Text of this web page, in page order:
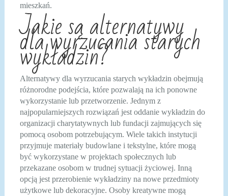
mieszkań.
Jakie są alternatywy
dla wyrzucania starych
wykładzin?
Alternatywy dla wyrzucania starych wykładzin obejmują
różnorodne podejścia, które pozwalają na ich ponowne
wykorzystanie lub przetworzenie. Jednym z
najpopularniejszych rozwiązań jest oddanie wykładzin do
organizacji charytatywnych lub fundacji zajmujących się
pomocą osobom potrzebującym. Wiele takich instytucji
przyjmuje materiały budowlane i tekstylne, które mogą
być wykorzystane w projektach społecznych lub
przekazane osobom w trudnej sytuacji życiowej. Inną
opcją jest przerobienie wykładziny na nowe przedmioty
użytkowe lub dekoracyjne. Osoby kreatywne mogą